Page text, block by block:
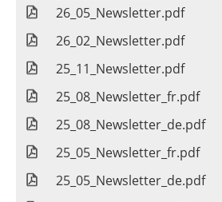
26_05_Newsletter.pdf
26_02_Newsletter.pdf
25_11_Newsletter.pdf
25_08_Newsletter_fr.pdf
25_08_Newsletter_de.pdf
25_05_Newsletter_fr.pdf
25_05_Newsletter_de.pdf